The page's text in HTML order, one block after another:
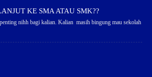
KE SMA ATAU SMK??
nihh bagi kalian. Kalian masih bingung mau sekolah